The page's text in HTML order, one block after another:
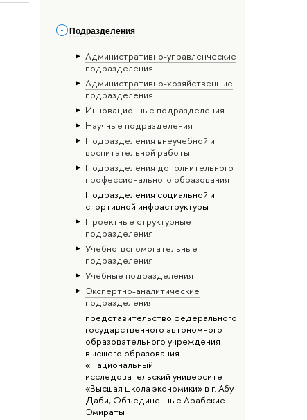
Подразделения
Административно-управленческие
подразделения
Административно-хозяйственные
подразделения
Инновационные подразделения
Научные подразделения
Подразделения внеучебной и
воспитательной работы
Подразделения дополнительного
профессионального образования
Подразделения социальной и
спортивной инфраструктуры
Проектные структурные
подразделения
Учебно-вспомогательные
подразделения
Учебные подразделения
Экспертно-аналитические
подразделения
представительство федерального
государственного автономного
образовательного учреждения
высшего образования
«Национальный
исследовательский университет
«Высшая школа экономики» в г. Абу-
Даби, Объединенные Арабские
Эмираты